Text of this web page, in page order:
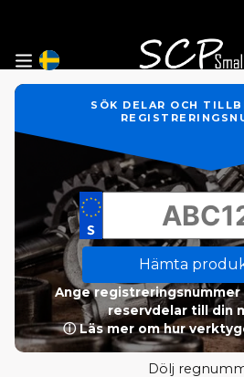
SÖK DELAR OCH
Hämta
Ange
reservdelar till din
ⓘ Läs mer om hur
Dölj